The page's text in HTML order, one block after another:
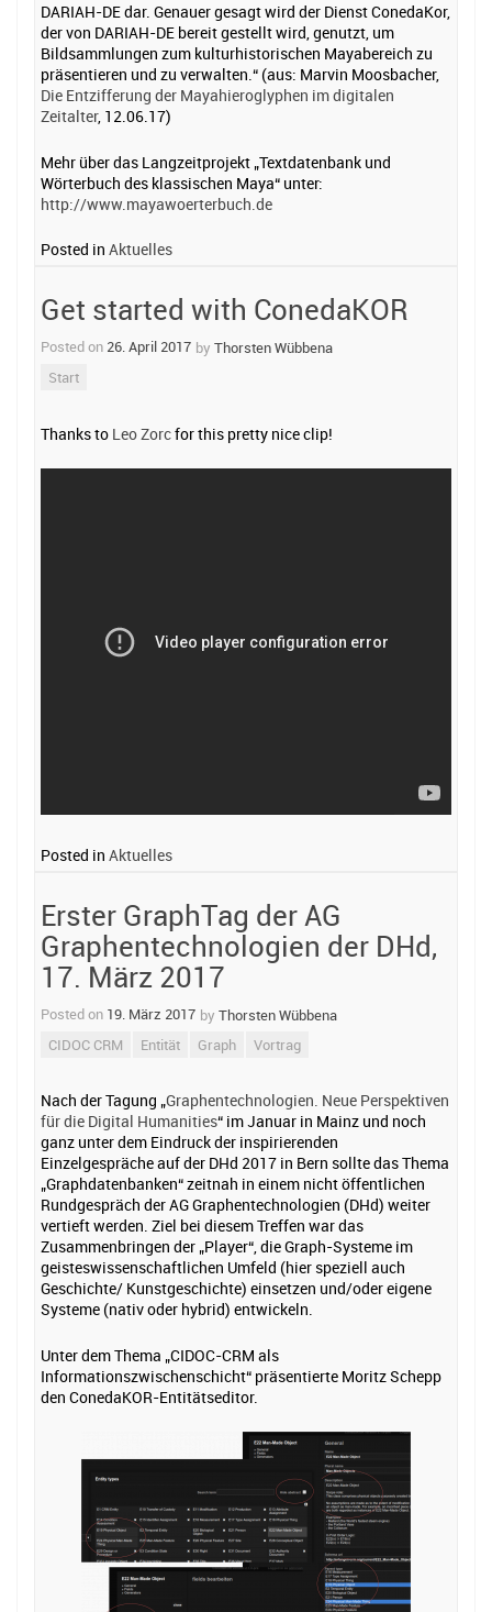
DARIAH-DE dar. Genauer gesagt wird der Dienst ConedaKor,
der von DARIAH-DE bereit gestellt wird, genutzt, um
Bildsammlungen zum kulturhistorischen Mayabereich zu
präsentieren und zu verwalten.“ (aus: Marvin Moosbacher,
Die Entzifferung der Mayahieroglyphen im digitalen
Zeitalter, 12.06.17)
Mehr über das Langzeitprojekt „Textdatenbank und
Wörterbuch des klassischen Maya“ unter:
http://www.mayawoerterbuch.de
Posted in Aktuelles
Get started with ConedaKOR
Posted on 26. April 2017 by Thorsten Wübbena
Start
Thanks to Leo Zorcfor this pretty nice clip!
Posted in Aktuelles
Erster GraphTag der AG
Graphentechnologien der DHd,
17. März 2017
Posted on 19. März 2017 by Thorsten Wübbena
CIDOC CRM
Entität Graph Vortrag
Nach der Tagung „Graphentechnologien. Neue Perspektiven
für die Digital Humanities“ im Januar in Mainz und noch
ganz unter dem Eindruck der inspirierenden
Einzelgespräche auf der DHd 2017 in Bern sollte das Thema
„Graphdatenbanken“ zeitnah in einem nicht öffentlichen
Rundgespräch der AG Graphentechnologien (DHd) weiter
vertieft werden. Ziel bei diesem Treffen war das
Zusammenbringen der „Player“, die Graph-Systeme im
geisteswissenschaftlichen Umfeld (hier speziell auch
Geschichte/ Kunstgeschichte) einsetzen und/oder eigene
Systeme (nativ oder hybrid) entwickeln.
Unter dem Thema „CIDOC-CRM als
Informationszwischenschicht“ präsentierte Moritz Schepp
den ConedaKOR-Entitätseditor.